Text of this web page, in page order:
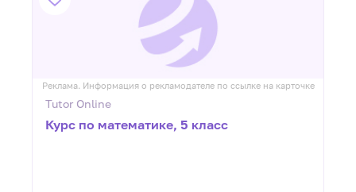
Реклама. Информация о рекламодателе по ссылке на карточке
Tutor Online
Курс по математике, 5 класс